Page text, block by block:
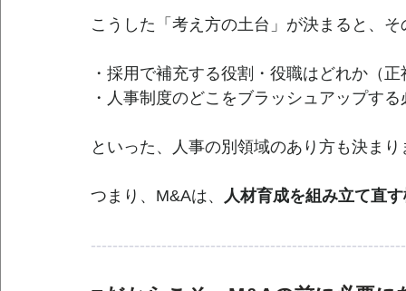
こうした「考え方の土台」が決まると、
・採用で補充する役割・役職はどれか（
・人事制度のどこをブラッシュアップす
といった、人事の別領域のあり方も決まり
つまり、M&Aは、 人材育成を組み立て直